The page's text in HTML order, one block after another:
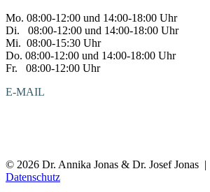
Mo. 08:00-12:00 und 14:00-18:00 Uhr
Di. 08:00-12:00 und 14:00-18:00 Uhr
Mi. 08:00-15:30 Uhr
Do. 08:00-12:00 und 14:00-18:00 Uhr
Fr. 08:00-12:00 Uhr
E-MAIL
© 2026 Dr. Annika Jonas & Dr. Josef Jonas |
Datenschutz